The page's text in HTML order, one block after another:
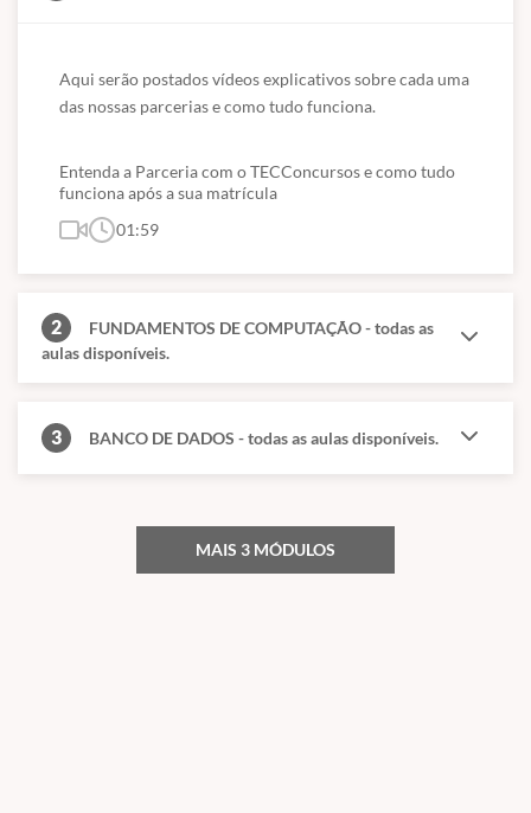
Aqui serão postados vídeos explicativos sobre cada uma
das nossas parcerias e como tudo funciona.
Entenda a Parceria com o TECConcursos e como tudo
funciona após a sua matrícula
01:59
2
FUNDAMENTOS DE COMPUTAÇÃO - todas as
aulas disponíveis.
3 BANCO DE DADOS - todas as aulas disponíveis.
MAIS 3 MÓDULOS